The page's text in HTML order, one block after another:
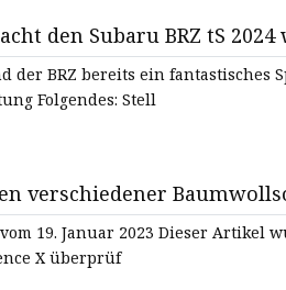
den Subaru BRZ tS
der BRZ bereits ein fantastisches
Folgendes: Stell
verschiedener
19. Januar 2023 Dieser Artikel
X überprüf